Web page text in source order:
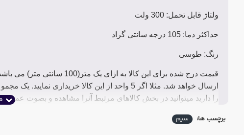
ولتاژ قابل تحمل: 300 ولت
حداکثر دما: 105 درجه سانتی گراد
رنگ: طوسی
قیمت درج شده برای این
ارسال خواهد شد. مثلا اگر 5 واحد از این کالا
را دارید میتوانید در بخش کالاهای مرتبط آنرا مشاهده و بصوت
برچسب ها: سیم